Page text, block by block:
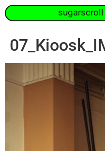
sugarscroll